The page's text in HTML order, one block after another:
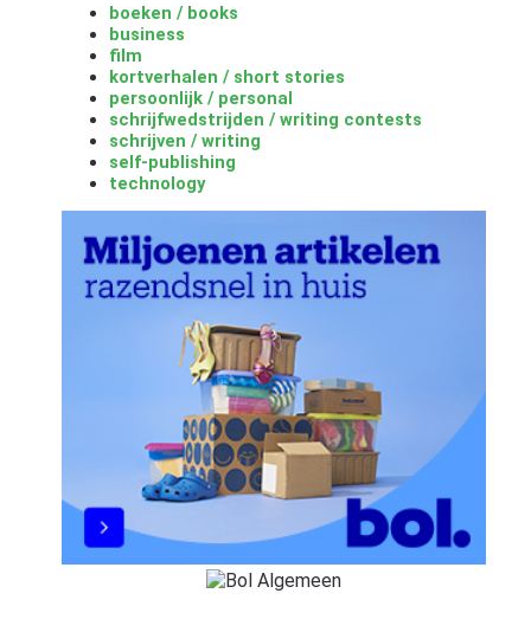
boeken / books
business
film
kortverhalen / short stories
persoonlijk / personal
schrijfwedstrijden / writing contests
schrijven / writing
self-publishing
technology